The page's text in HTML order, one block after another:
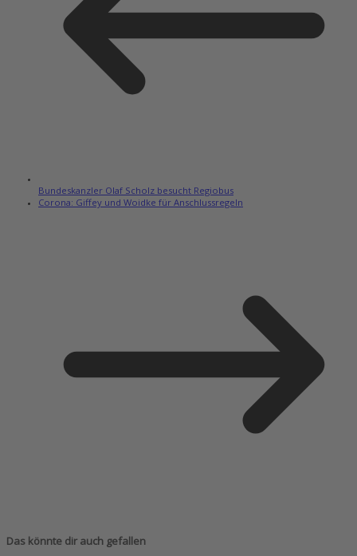
Bundeskanzler Olaf Scholz besucht Regiobus
Corona: Giffey und Woidke für Anschlussregeln
Das könnte dir auch gefallen